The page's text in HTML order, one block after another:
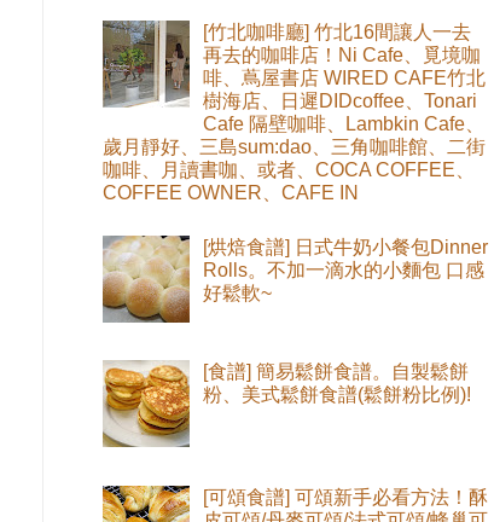
[竹北咖啡廳] 竹北16間讓人一去
再去的咖啡店！Ni Cafe、覓境咖
啡、蔦屋書店 WIRED CAFE竹北
樹海店、日遲DIDcoffee、Tonari
Cafe 隔壁咖啡、Lambkin Cafe、
歲月靜好、三島sum:dao、三角咖啡館、二街
咖啡、月讀書咖、或者、COCA COFFEE、
COFFEE OWNER、CAFE IN
[烘焙食譜] 日式牛奶小餐包Dinner
Rolls。不加一滴水的小麵包 口感
好鬆軟~
[食譜] 簡易鬆餅食譜。自製鬆餅
粉、美式鬆餅食譜(鬆餅粉比例)!
[可頌食譜] 可頌新手必看方法！酥